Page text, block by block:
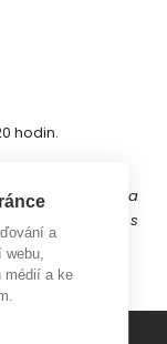
hodin.
svou čest, že
Vládou, zejména
proto prosím s
k
orgánů).
a
médií a ke